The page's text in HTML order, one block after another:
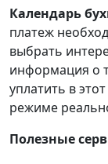
Календарь
платеж
выбрать
информация о
уплатить в
режиме
Полезные